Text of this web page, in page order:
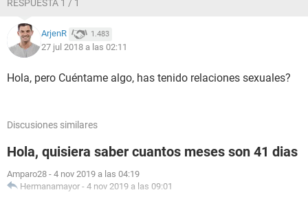
RESPUESTA 1 / 1
ArjenR 1.483
27 jul 2018 a las 02:11
Hola, pero Cuéntame algo, has tenido relaciones sexuales?
Discusiones similares
Hola, quisiera saber cuantos meses son 41 dias
Amparo28 - 4 nov 2019 a las 04:19
Hermanamayor - 4 nov 2019 a las 09:01